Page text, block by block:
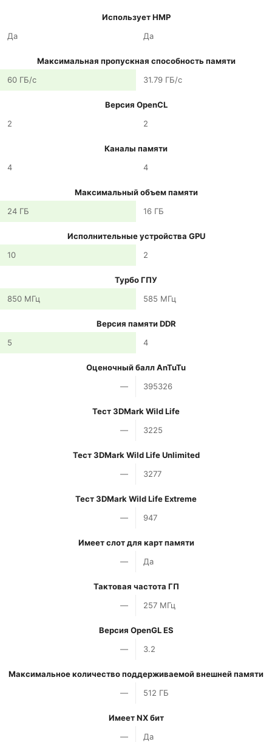
Использует HMP
Да
Да
Максимальная пропускная способность памяти
60 ГБ/с
31.79 ГБ/с
Версия OpenCL
2
2
Каналы памяти
4
4
Максимальный объем памяти
24 ГБ
16 ГБ
Исполнительные устройства GPU
10
2
Турбо ГПУ
850 МГц
585 МГц
Версия памяти DDR
5
4
Оценочный балл AnTuTu
—
395326
Тест 3DMark Wild Life
—
3225
Тест 3DMark Wild Life Unlimited
—
3277
Тест 3DMark Wild Life Extreme
—
947
Имеет слот для карт памяти
—
Да
Тактовая частота ГП
—
257 МГц
Версия OpenGL ES
—
3.2
Максимальное количество поддерживаемой внешней памяти
—
512 ГБ
Имеет NX бит
—
Да